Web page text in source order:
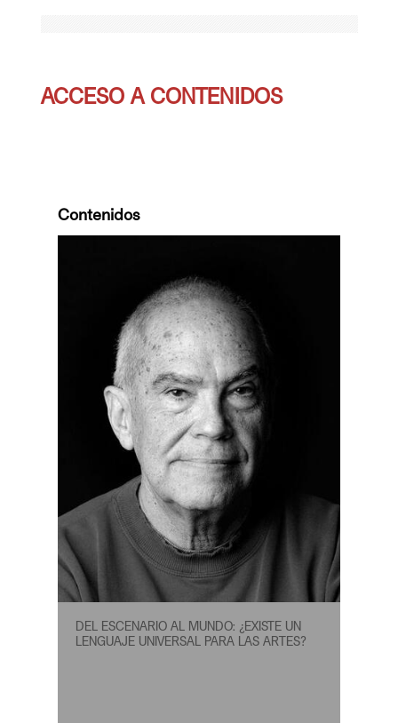
ACCESO A CONTENIDOS
Contenidos
DEL ESCENARIO AL MUNDO: ¿EXISTE UN
LENGUAJE UNIVERSAL PARA LAS ARTES?